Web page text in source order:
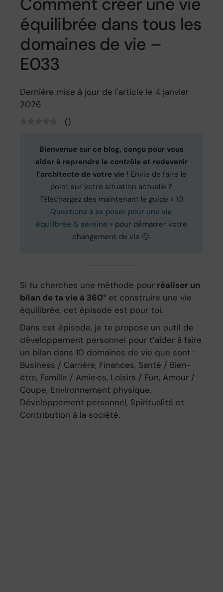
équilibrée dans tous les
domaines de vie –
E033
Dernière mise à jour de l'article le 4 janvier
2026
()
Bienvenue sur ce blog, conçu pour vous
aider à reprendre le contrôle et redevenir
l’architecte de votre vie ! Envie de faire le
point sur votre situation actuelle ?
Téléchargez dès maintenant le guide « 10
Questions à se poser pour une vie
équilibrée & sereine » pour démarrer votre
changement de vie 🙂.
Si tu cherches une méthode pour réaliser un
bilan de ta vie à 360° et construire une vie
équilibrée, cet épisode est pour toi.
Dans cet épisode, je te propose un outil de
développement personnel pour t’aider à faire
un bilan dans 10 domaines de vie que sont :
Business / Carrière, Finances, Santé / Bien-
être, Famille / Amie·es, Loisirs / Fun, Amour /
Coupe, Environnement physique,
Développement personnel, Spiritualité et
Contribution à la société.